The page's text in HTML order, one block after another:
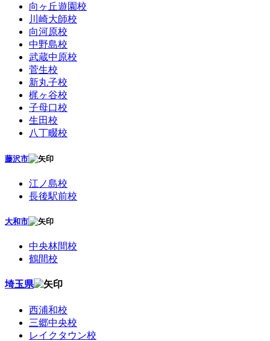
向ヶ丘遊園校
川崎大師校
向河原校
中野島校
武蔵中原校
菅生校
新丸子校
梶ヶ谷校
子母口校
生田校
八丁畷校
藤沢市
江ノ島校
長後駅前校
大和市
中央林間校
鶴間校
埼玉県
西浦和校
三郷中央校
レイクタウン校